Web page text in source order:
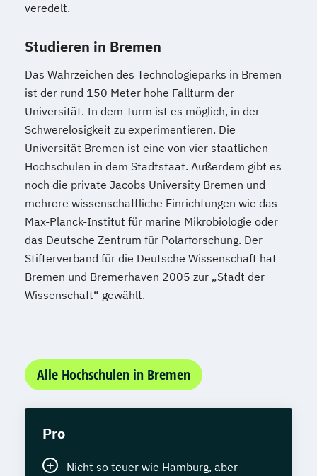
Psychologie mit Schwerpunkt
Psychologie mit Schwerpunkt
Pädagogische Psychologie
Sales und Management Soziale Arbeit
Sozialmanagement
Strategy & Leadership Taxation
Accounting Finance
UX Design & Management
Wirtschaftspsychologie Wirtschaftsrecht
veredelt.
Studieren in Bremen
Das Wahrzeichen des Technologieparks in Bremen
ist der rund 150 Meter hohe Fallturm der
Universität. In dem Turm ist es möglich, in der
Schwerelosigkeit zu experimentieren. Die
Universität Bremen ist eine von vier staatlichen
Hochschulen in dem Stadtstaat. Außerdem gibt es
noch die private Jacobs University Bremen und
mehrere wissenschaftliche Einrichtungen wie das
Max-Planck-Institut für marine Mikrobiologie oder
das Deutsche Zentrum für Polarforschung. Der
Stifterverband für die Deutsche Wissenschaft hat
Bremen und Bremerhaven 2005 zur „Stadt der
Wissenschaft“ gewählt.
Alle Hochschulen in Bremen
Pro
Nicht so teuer wie Hamburg, aber